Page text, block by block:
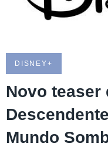
DISNEY+
Novo teaser
Mundo